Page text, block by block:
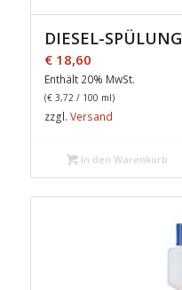
DIESEL-SPÜLUNG
€18,60
Enthält 20% MwSt.
(€3,72/ 100 ml)
zzgl. Versand
In den Warenkorb